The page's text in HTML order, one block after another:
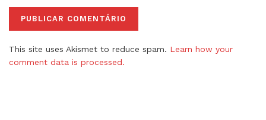
This site uses Akismet to reduce spam. Learn how your
comment data is processed.